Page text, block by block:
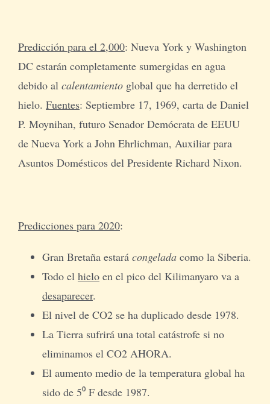
Predicción para el 2,000: Nueva York y Washington
DC estarán completamente sumergidas en agua
debido al calentamientoglobal que ha derretido el
hielo. Fuentes: Septiembre 17, 1969, carta de Daniel
P. Moynihan, futuro Senador Demócrata de EEUU
de Nueva York a John Ehrlichman, Auxiliar para
Asuntos Domésticos del Presidente Richard Nixon.
Predicciones para 2020:
Gran Bretaña estará congeladacomo la Siberia.
Todo el hieloen el pico del Kilimanyaro va a
desaparecer.
El nivel de CO2 se ha duplicado desde 1978.
La Tierra sufrirá una total catástrofe si no
eliminamos el CO2 AHORA.
El aumento medio de la temperatura global ha
sido de 5⁰ F desde 1987.